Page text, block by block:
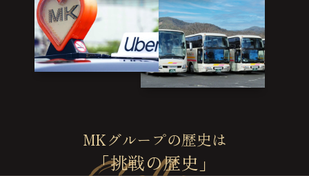
MKグループの歴史は
「挑戦の歴史」